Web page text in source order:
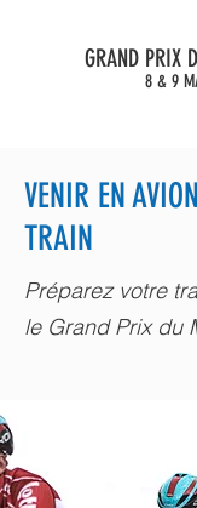
GRAND PRIX
8 & 9
VENIR EN
TRAIN
Préparez votre
le Grand Prix du